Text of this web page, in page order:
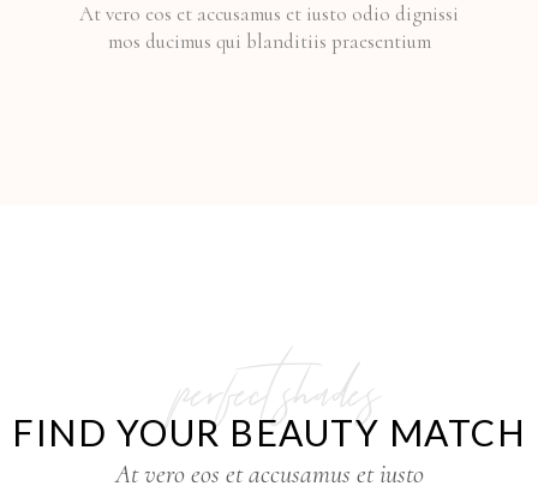
At vero eos et accusamus et iusto odio dignissi
mos ducimus qui blanditiis praesentium
perfect shades
FIND YOUR BEAUTY MATCH
At vero eos et accusamus et iusto